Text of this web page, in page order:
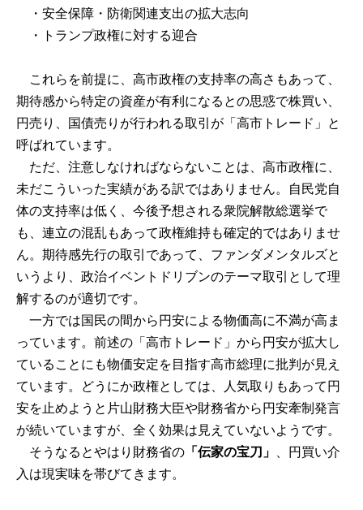
・安全保障・防衛関連支出の拡大志向
・トランプ政権に対する迎合
これらを前提に、高市政権の支持率の高さもあって、
期待感から特定の資産が有利になるとの思惑で株買い、
円売り、国債売りが行われる取引が「高市トレード」と
呼ばれています。
ただ、注意しなければならないことは、高市政権に、
未だこういった実績がある訳ではありません。自民党自
体の支持率は低く、今後予想される衆院解散総選挙で
も、連立の混乱もあって政権維持も確定的ではありませ
ん。期待感先行の取引であって、ファンダメンタルズと
いうより、政治イベントドリブンのテーマ取引として理
解するのが適切です。
一方では国民の間から円安による物価高に不満が高ま
っています。前述の「高市トレード」から円安が拡大し
ていることにも物価安定を目指す高市総理に批判が見え
ています。どうにか政権としては、人気取りもあって円
安を止めようと片山財務大臣や財務省から円安牽制発言
が続いていますが、全く効果は見えていないようです。
そうなるとやはり財務省の 「伝家の宝刀」
、円買い介
入は現実味を帯びてきます。